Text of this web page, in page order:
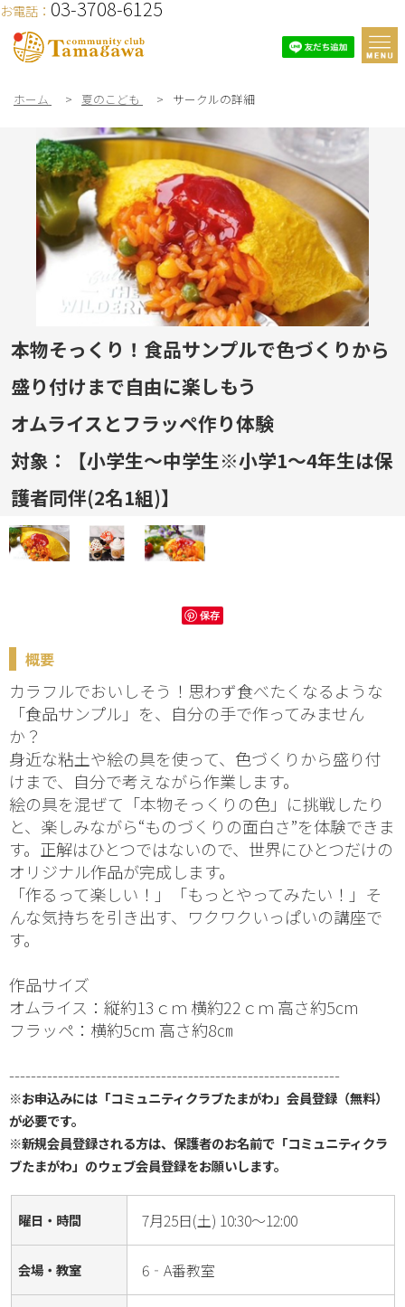
お電話： 03-3708-6125
ホーム > 夏のこども > サークルの詳細
本物そっくり！食品サンプルで色づくりから
盛り付けまで自由に楽しもう
オムライスとフラッペ作り体験
対象：【小学生～中学生※小学1～4年生は保
護者同伴(2名1組)】
保存
概要
カラフルでおいしそう！思わず食べたくなるような
「食品サンプル」を、自分の手で作ってみません
か？
身近な粘土や絵の具を使って、色づくりから盛り付
けまで、自分で考えながら作業します。
絵の具を混ぜて「本物そっくりの色」に挑戦したり
と、楽しみながら“ものづくりの面白さ”を体験できま
す。正解はひとつではないので、世界にひとつだけの
オリジナル作品が完成します。
「作るって楽しい！」「もっとやってみたい！」そ
んな気持ちを引き出す、ワクワクいっぱいの講座で
す。
作品サイズ
オムライス：縦約13ｃｍ 横約22ｃｍ 高さ約5cm
フラッペ：横約5cm 高さ約8㎝
-------------------------------------------------------------
※お申込みには「コミュニティクラブたまがわ」会員登録（無料）
が必要です。
※新規会員登録される方は、保護者のお名前で「コミュニティクラ
ブたまがわ」のウェブ会員登録をお願いします。
曜日・時間 7月25日(土) 10:30～12:00
会場・教室 6‐A番教室